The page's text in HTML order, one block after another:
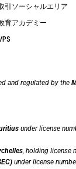
引ソーシャルエリア
育アカデミー
and regulated by the
under license
, holding license
under license